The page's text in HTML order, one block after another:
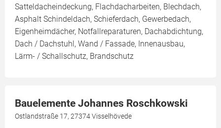
Satteldacheindeckung, Flachdacharbeiten, Blechdach,
Asphalt Schindeldach, Schieferdach, Gewerbedach,
Eigenheimdächer, Notfallreparaturen, Dachabdichtung,
Dach / Dachstuhl, Wand / Fassade, Innenausbau,
Lärm- / Schallschutz, Brandschutz
Bauelemente Johannes Roschkowski
Ostlandstraße 17, 27374 Visselhövede